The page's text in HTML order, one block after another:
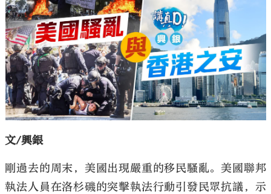
文/興銀
剛過去的周末，美國出現嚴重的移民騷亂。美國聯邦
執法人員在洛杉磯的突擊執法行動引發民眾抗議，示